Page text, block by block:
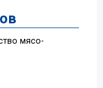
мясо-